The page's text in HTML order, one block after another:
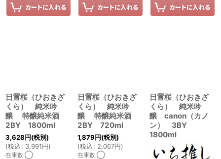
日置桜（ひおきざ
くら） 純米吟
醸 特醸純米酒
2BY 1800ml
3,628円(税別)
(税込: 3,991円)
在庫数 ◯
日置桜（ひおきざ
くら） 純米吟
醸 特醸純米酒
2BY 720ml
1,879円(税別)
(税込: 2,067円)
在庫数 ◯
日置桜（ひおきざ
くら） 純米吟
醸 canon（カノ
ン） 3BY
1800ml